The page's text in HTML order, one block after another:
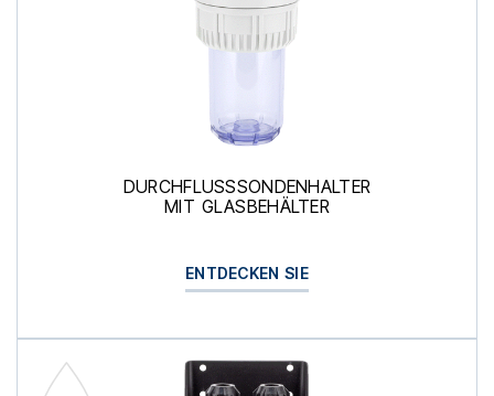
DURCHFLUSSSONDENHALTER
MIT GLASBEHÄLTER
ENTDECKEN SIE